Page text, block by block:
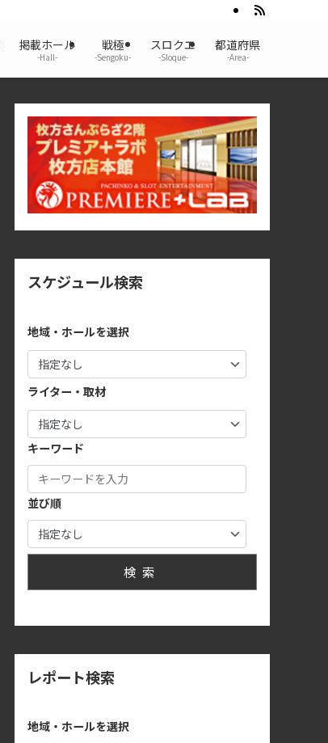
掲載ホール
-Hall-
戦極
-Sengoku-
スロクエ
-Sloque-
都道府県
-Area-
スケジュール検索
地域・ホールを選択
ライター・取材
キーワード
並び順
検索
レポート検索
地域・ホールを選択